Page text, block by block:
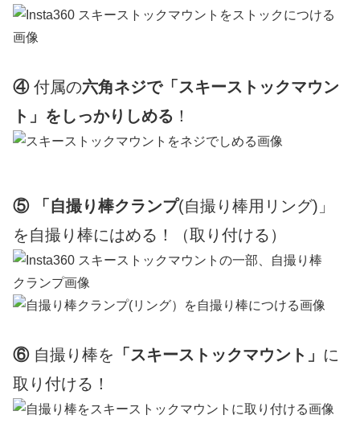
④ 付属の六角ネジで「スキーストックマウン
ト」をしっかりしめる ！
⑤ 「自撮り棒クランプ(自撮り棒用リング)」
を自撮り棒にはめる！（取り付ける）
⑥ 自撮り棒を 「スキーストックマウント」 に
取り付ける！